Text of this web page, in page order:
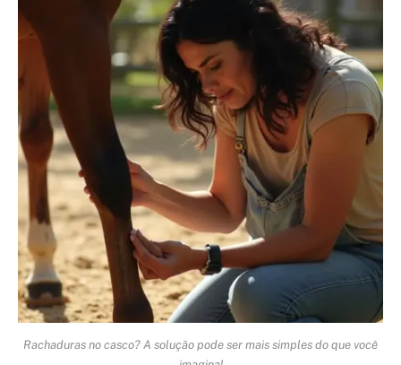
Rachaduras no casco? A solução pode ser mais simples do que você